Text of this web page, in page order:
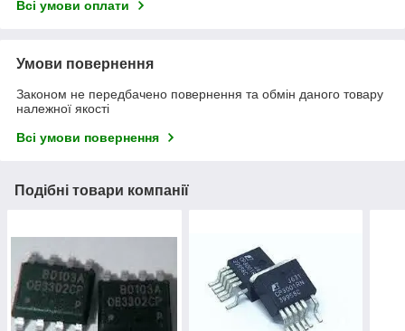
Всі умови оплати
Умови повернення
Законом не передбачено повернення та обмін даного товару
належної якості
Всі умови повернення
Подібні товари компанії